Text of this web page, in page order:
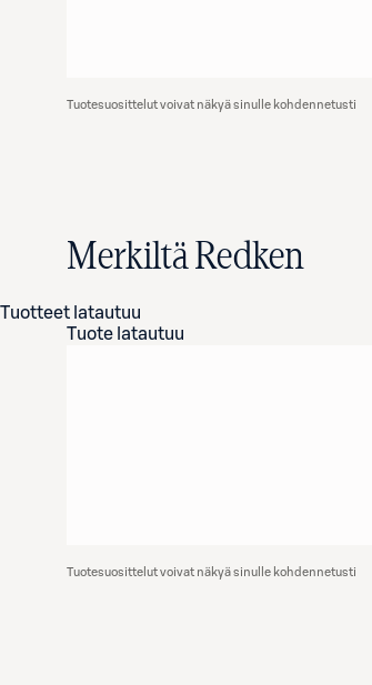
Tuotesuosittelut voivat näkyä sinulle kohdennetusti
Merkiltä Redken
Tuotteet latautuu
Tuote latautuu
Tuotesuosittelut voivat näkyä sinulle kohdennetusti